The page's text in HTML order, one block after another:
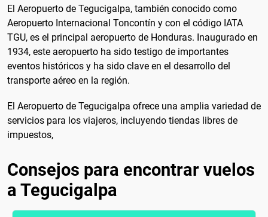
El Aeropuerto de Tegucigalpa, también conocido como
Aeropuerto Internacional Toncontín y con el código IATA
TGU, es el principal aeropuerto de Honduras. Inaugurado en
1934, este aeropuerto ha sido testigo de importantes
eventos históricos y ha sido clave en el desarrollo del
transporte aéreo en la región.
El Aeropuerto de Tegucigalpa ofrece una amplia variedad de
servicios para los viajeros, incluyendo tiendas libres de
impuestos,
Consejos para encontrar vuelos
a Tegucigalpa